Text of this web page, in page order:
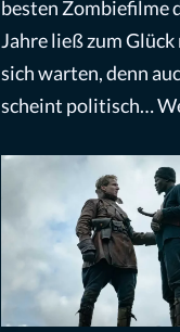
besten Zombiefilme
Jahre ließ zum
sich warten, denn
scheint politisch…